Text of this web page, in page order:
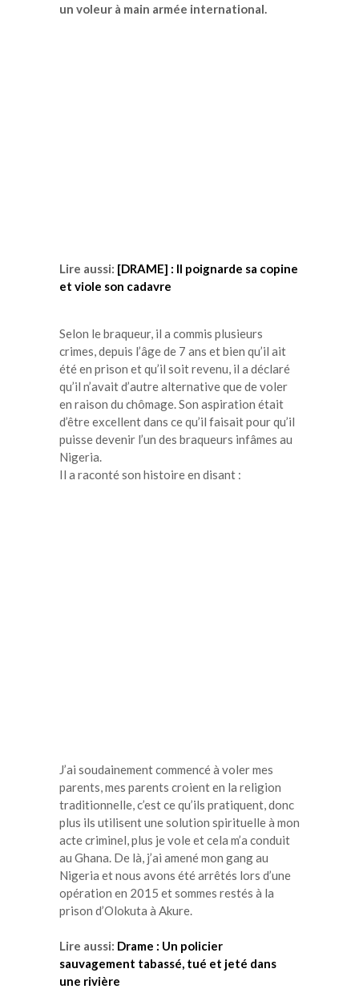
un voleur à main armée international.
Lire aussi: [DRAME] : Il poignarde sa copine
et viole son cadavre
Selon le braqueur, il a commis plusieurs
crimes, depuis l’âge de 7 ans et bien qu’il ait
été en prison et qu’il soit revenu, il a déclaré
qu’il n’avait d’autre alternativeque de voler
en raison du chômage.Son aspiration était
d’être excellent dans ce qu’il faisait pour qu’il
puisse devenir l’un des braqueurs infâmes au
Nigeria.
Il a raconté son histoire en disant :
J’ai soudainement commencé à voler mes
parents, mes parents croient en la religion
traditionnelle, c’est ce qu’ils pratiquent, donc
plus ils utilisent une solution spirituelle à mon
acte criminel, plus je vole et cela m’a conduit
au Ghana. De là, j’ai amené mon gang au
Nigeria et nous avons été arrêtés lors d’une
opération en 2015 et sommes restés à la
prison d’Olokuta à Akure.
Lire aussi: Drame : Un policier
sauvagement tabassé, tué et jeté dans
une rivière